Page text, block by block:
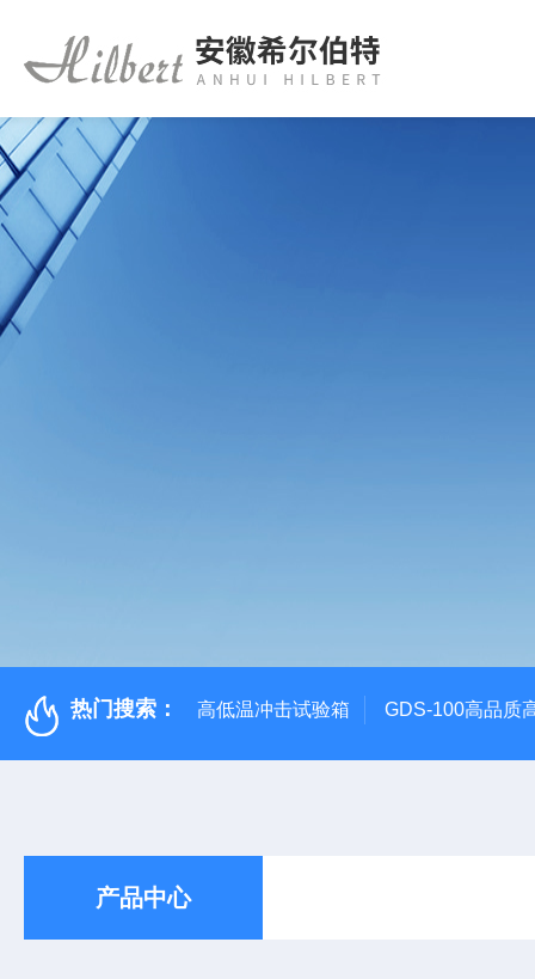
热门搜索： 高低温冲击试验箱 GDS-100高品质
产品中心